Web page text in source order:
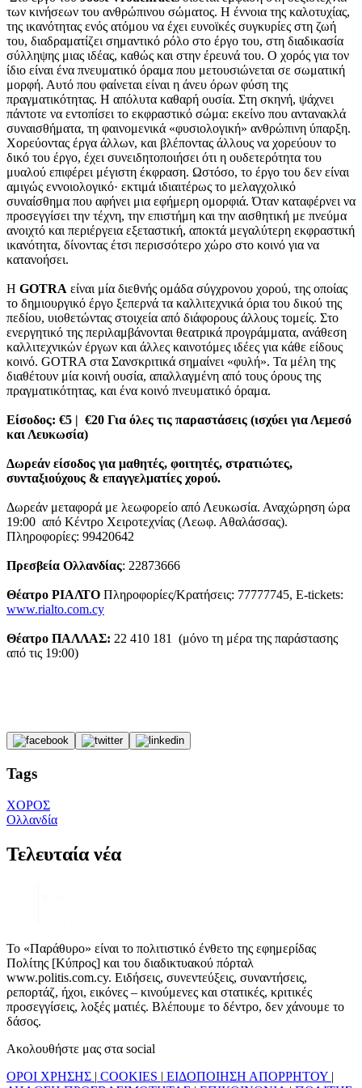
των κινήσεων του ανθρώπινου σώματος. Η έννοια της καλοτυχίας,
της ικανότητας ενός ατόμου να έχει ευνοϊκές συγκυρίες στη ζωή
του, διαδραματίζει σημαντικό ρόλο στο έργο του, στη διαδικασία
σύλληψης μιας ιδέας, καθώς και στην έρευνά του. Ο χορός για τον
ίδιο είναι ένα πνευματικό όραμα που μετουσιώνεται σε σωματική
μορφή. Αυτό που φαίνεται είναι η άνευ όρων φύση της
πραγματικότητας. Η απόλυτα καθαρή ουσία. Στη σκηνή, ψάχνει
πάντοτε να εντοπίσει το εκφραστικό σώμα: εκείνο που αντανακλά
συναισθήματα, τη φαινομενικά «φυσιολογική» ανθρώπινη ύπαρξη.
Χορεύοντας έργα άλλων, και βλέποντας άλλους να χορεύουν το
δικό του έργο, έχει συνειδητοποιήσει ότι η ουδετερότητα του
μυαλού επιφέρει μέγιστη έκφραση. Ωστόσο, το έργο του δεν είναι
αμιγώς εννοιολογικό· εκτιμά ιδιαιτέρως το μελαγχολικό
συναίσθημα που αφήνει μια εφήμερη ομορφιά. Όταν καταφέρνει να
προσεγγίσει την τέχνη, την επιστήμη και την αισθητική με πνεύμα
ανοιχτό και περιέργεια εξεταστική, αποκτά μεγαλύτερη εκφραστική
ικανότητα, δίνοντας έτσι περισσότερο χώρο στο κοινό για να
κατανοήσει.
Η GOTRA είναι μία διεθνής ομάδα σύγχρονου χορού, της οποίας
το δημιουργικό έργο ξεπερνά τα καλλιτεχνικά όρια του δικού της
πεδίου, υιοθετώντας στοιχεία από διάφορους άλλους τομείς. Στο
ενεργητικό της περιλαμβάνονται θεατρικά προγράμματα, ανάθεση
καλλιτεχνικών έργων και άλλες καινοτόμες ιδέες για κάθε είδους
κοινό. GOTRA στα Σανσκριτικά σημαίνει «φυλή». Τα μέλη της
διαθέτουν μία κοινή ουσία, απαλλαγμένη από τους όρους της
πραγματικότητας, και ένα κοινό πνευματικό όραμα.
Είσοδος: €5 | €20 Για όλες τις παραστάσεις (ισχύει για Λεμεσό
και Λευκωσία)
Δωρεάν είσοδος για μαθητές, φοιτητές, στρατιώτες,
συνταξιούχους & επαγγελματίες χορού.
Δωρεάν μεταφορά με λεωφορείο από Λευκωσία. Αναχώρηση ώρα
19:00 από Κέντρο Χειροτεχνίας (Λεωφ. Αθαλάσσας).
Πληροφορίες: 99420642
Πρεσβεία Ολλανδίας: 22873666
Θέατρο ΡΙΑΛΤΟ Πληροφορίες/Κρατήσεις: 77777745, E-tickets:
www.rialto.com.cy
Θέατρο ΠΑΛΛΑΣ: 22 410 181 (μόνο τη μέρα της παράστασης
από τις 19:00)
Tags
ΧΟΡΟΣ
Ολλανδία
Τελευταία νέα
Το «Παράθυρο» είναι το πολιτιστικό ένθετο της εφημερίδας
Πολίτης [Κύπρος] και του διαδικτυακού πόρταλ
www.politis.com.cy. Ειδήσεις, συνεντεύξεις, συναντήσεις,
ρεπορτάζ, ήχοι, εικόνες – κινούμενες και στατικές, κριτικές
προσεγγίσεις, λοξές ματιές. Βλέπουμε το δέντρο, δεν χάνουμε το
δάσος.
Ακολουθήστε μας στα social
ΟΡΟΙ ΧΡΗΣΗΣ | COOKIES | ΕΙΔΟΠΟΙΗΣΗ ΑΠΟΡΡΗΤΟΥ |